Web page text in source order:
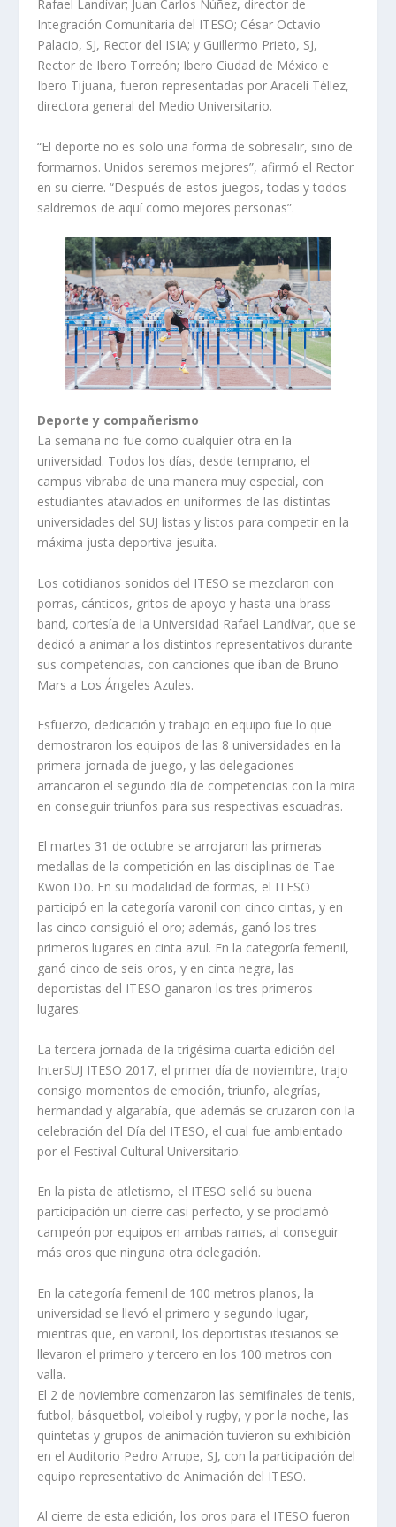
Rafael Landívar; Juan Carlos Núñez, director de
Integración Comunitaria del ITESO; César Octavio
Palacio, SJ, Rector del ISIA; y Guillermo Prieto, SJ,
Rector de Ibero Torreón; Ibero Ciudad de México e
Ibero Tijuana, fueron representadas por Araceli Téllez,
directora general del Medio Universitario.
“El deporte no es solo una forma de sobresalir, sino de
formarnos. Unidos seremos mejores”, afirmó el Rector
en su cierre. “Después de estos juegos, todas y todos
saldremos de aquí como mejores personas”.
Deporte y compañerismo
La semana no fue como cualquier otra en la
universidad. Todos los días, desde temprano, el
campus vibraba de una manera muy especial, con
estudiantes ataviados en uniformes de las distintas
universidades del SUJ listas y listos para competir en la
máxima justa deportiva jesuita.
Los cotidianos sonidos del ITESO se mezclaron con
porras, cánticos, gritos de apoyo y hasta una brass
band, cortesía de la Universidad Rafael Landívar, que se
dedicó a animar a los distintos representativos durante
sus competencias, con canciones que iban de Bruno
Mars a Los Ángeles Azules.
Esfuerzo, dedicación y trabajo en equipo fue lo que
demostraron los equipos de las 8 universidades en la
primera jornada de juego, y las delegaciones
arrancaron el segundo día de competencias con la mira
en conseguir triunfos para sus respectivas escuadras.
El martes 31 de octubre se arrojaron las primeras
medallas de la competición en las disciplinas de Tae
Kwon Do. En su modalidad de formas, el ITESO
participó en la categoría varonil con cinco cintas, y en
las cinco consiguió el oro; además, ganó los tres
primeros lugares en cinta azul. En la categoría femenil,
ganó cinco de seis oros, y en cinta negra, las
deportistas del ITESO ganaron los tres primeros
lugares.
La tercera jornada de la trigésima cuarta edición del
InterSUJ ITESO 2017, el primer día de noviembre, trajo
consigo momentos de emoción, triunfo, alegrías,
hermandad y algarabía, que además se cruzaron con la
celebración del Día del ITESO, el cual fue ambientado
por el Festival Cultural Universitario.
En la pista de atletismo, el ITESO selló su buena
participación un cierre casi perfecto, y se proclamó
campeón por equipos en ambas ramas, al conseguir
más oros que ninguna otra delegación.
En la categoría femenil de 100 metros planos, la
universidad se llevó el primero y segundo lugar,
mientras que, en varonil, los deportistas itesianos se
llevaron el primero y tercero en los 100 metros con
valla.
El 2 de noviembre comenzaron las semifinales de tenis,
futbol, básquetbol, voleibol y rugby, y por la noche, las
quintetas y grupos de animación tuvieron su exhibición
en el Auditorio Pedro Arrupe, SJ, con la participación del
equipo representativo de Animación del ITESO.
Al cierre de esta edición, los oros para el ITESO fueron